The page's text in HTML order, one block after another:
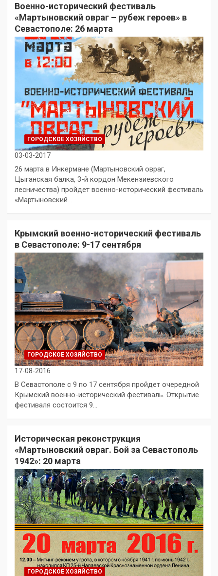
Военно-исторический фестиваль
«Мартыновский овраг – рубеж героев» в
Севастополе: 26 марта
ГОРОДСКОЕ ХОЗЯЙСТВО
03-03-2017
26 марта в Инкермане (Мартыновский овраг,
Цыганская балка, 3-й кордон Мекензиевского
лесничества) пройдет военно-исторический фестиваль
«Мартыновский…
Крымский военно-исторический фестиваль
в Севастополе: 9-17 сентября
ГОРОДСКОЕ ХОЗЯЙСТВО
17-08-2016
В Севастополе с 9 по 17 сентября пройдет очередной
Крымский военно-исторический фестиваль. Открытие
фестиваля состоится 9…
Историческая реконструкция
«Мартыновский овраг. Бой за Севастополь
1942»: 20 марта
ГОРОДСКОЕ ХОЗЯЙСТВО